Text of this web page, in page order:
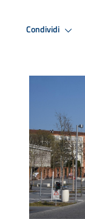
Condividi